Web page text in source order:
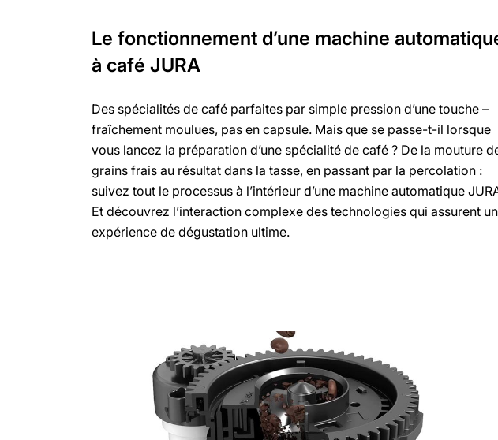
Le fonctionnement d’une machine
à café JURA
Des spécialités de café parfaites par simple pression d’une touche –
fraîchement moulues, pas en capsule. Mais que se passe-t-il lorsque
vous lancez la préparation d’une spécialité de café ? De la mouture
grains frais au résultat dans la tasse, en passant par la percolation :
suivez tout le processus à l’intérieur d’une machine automatique
Et découvrez l’interaction complexe des technologies qui assurent
expérience de dégustation ultime.